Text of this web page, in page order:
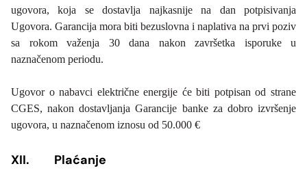
ugovora, koja se dostavlja najkasnije na dan potpisivanja
Ugovora. Garancija mora biti bezuslovna i naplativa na prvi poziv
sa rokom važenja 30 dana nakon završetka isporuke u
naznačenom periodu.
Ugovor o nabavci električne energije će biti potpisan od strane
CGES, nakon dostavljanja Garancije banke za dobro izvršenje
ugovora, u naznačenom iznosu od 50.000 €
XII. Plaćanje